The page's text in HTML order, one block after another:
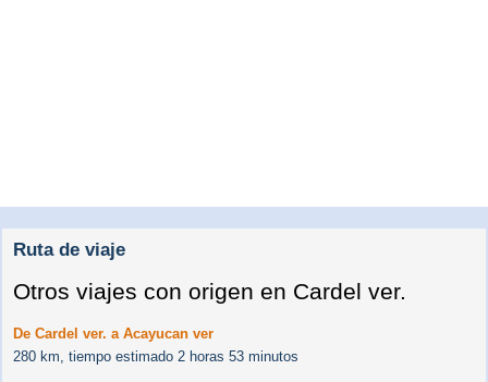
Ruta de viaje
Otros viajes con origen en Cardel ver.
De Cardel ver. a Acayucan ver
280 km, tiempo estimado 2 horas 53 minutos